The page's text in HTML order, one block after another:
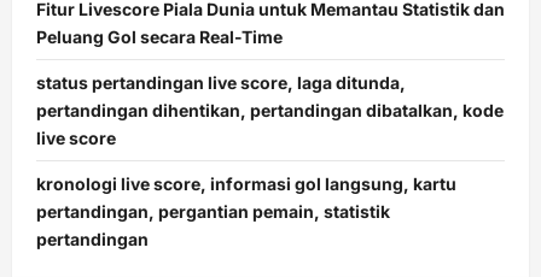
Fitur Livescore Piala Dunia untuk Memantau Statistik dan
Peluang Gol secara Real-Time
status pertandingan live score, laga ditunda,
pertandingan dihentikan, pertandingan dibatalkan, kode
live score
kronologi live score, informasi gol langsung, kartu
pertandingan, pergantian pemain, statistik
pertandingan